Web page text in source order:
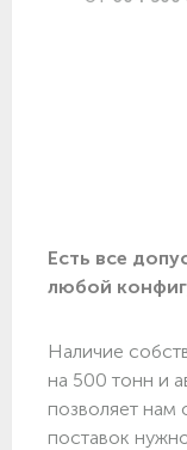
Есть все
любой
Наличие
на 500 тонн и
позволяет нам
поставок